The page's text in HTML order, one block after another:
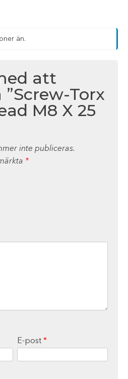
än.
att
”Screw-Torx
M8 X 25
inte publiceras.
*
E-post *